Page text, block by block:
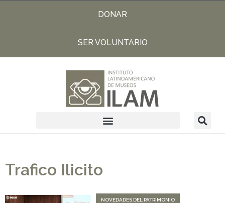
DONAR
SER VOLUNTARIO
Trafico Ilicito
NOVEDADES DEL PATRIMONIO